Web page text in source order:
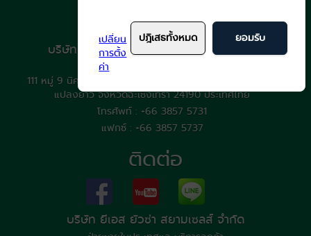
บริษัท ยีเอส ยัวซ่า สยาม อินดัสตรีส์ จำกัด
ฝ่ายการผลิตและส่งออก
111 หมู่ 9 นิคมอุตสาหกรรม เกตเวย์ ซิตี้ ตำบลหัวสำโรง อำเภอ
แปลงยาว จังหวัดฉะเชิงเทรา 24190 ประเทศไทย
โทรศัพท์ : +66 3857 5731
แฟกซ์ : +66 3857 5737
ติดต่อ
บริษัท ยีเอส ยัวซ่า สยามเซลส์ จำกัด
เปลี่ยน
การตั้ง
ค่า
ปฎิเสธทั้งหมด ยอมรับ